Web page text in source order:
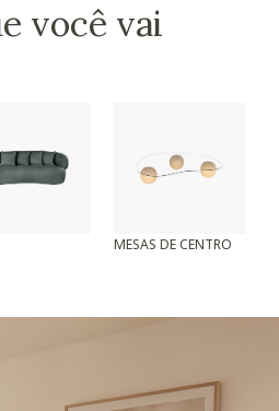
você vai
MESAS DE CENTRO